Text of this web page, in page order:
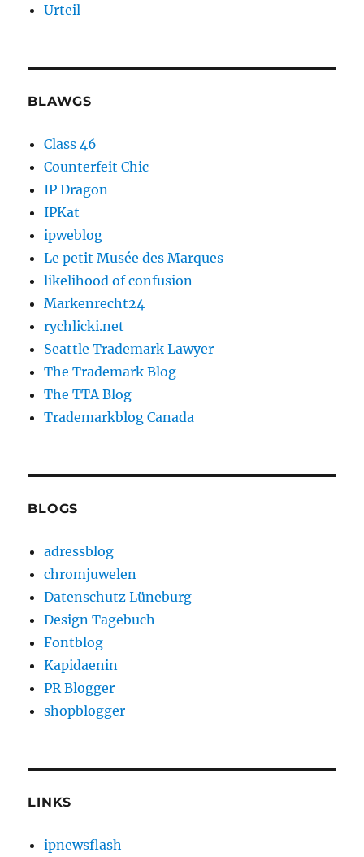
Urteil
BLAWGS
Class 46
Counterfeit Chic
IP Dragon
IPKat
ipweblog
Le petit Musée des Marques
likelihood of confusion
Markenrecht24
rychlicki.net
Seattle Trademark Lawyer
The Trademark Blog
The TTA Blog
Trademarkblog Canada
BLOGS
adressblog
chromjuwelen
Datenschutz Lüneburg
Design Tagebuch
Fontblog
Kapidaenin
PR Blogger
shopblogger
LINKS
ipnewsflash